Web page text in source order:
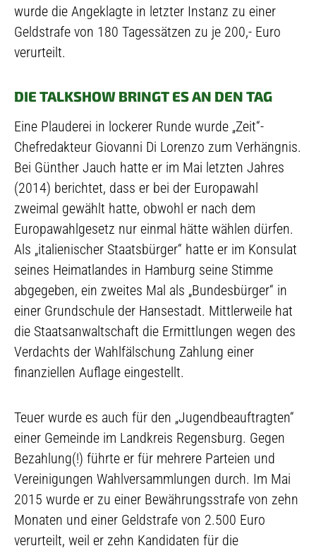
wurde die Angeklagte in letzter Instanz zu einer
Geldstrafe von 180 Tagessätzen zu je 200,- Euro
verurteilt.
DIE TALKSHOW BRINGT ES AN DEN TAG
Eine Plauderei in lockerer Runde wurde „Zeit“-
Chefredakteur Giovanni Di Lorenzo zum Verhängnis.
Bei Günther Jauch hatte er im Mai letzten Jahres
(2014) berichtet, dass er bei der Europawahl
zweimal gewählt hatte, obwohl er nach dem
Europawahlgesetz nur einmal hätte wählen dürfen.
Als „italienischer Staatsbürger“ hatte er im Konsulat
seines Heimatlandes in Hamburg seine Stimme
abgegeben, ein zweites Mal als „Bundesbürger“ in
einer Grundschule der Hansestadt. Mittlerweile hat
die Staatsanwaltschaft die Ermittlungen wegen des
Verdachts der Wahlfälschung Zahlung einer
finanziellen Auflage eingestellt.
Teuer wurde es auch für den „Jugendbeauftragten“
einer Gemeinde im Landkreis Regensburg. Gegen
Bezahlung(!) führte er für mehrere Parteien und
Vereinigungen Wahlversammlungen durch. Im Mai
2015 wurde er zu einer Bewährungsstrafe von zehn
Monaten und einer Geldstrafe von 2.500 Euro
verurteilt, weil er zehn Kandidaten für die